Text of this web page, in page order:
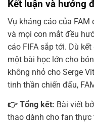
Kết luận và hướng
Vụ kháng cáo của
và mọi con mắt đều
cáo FIFA sắp tới. Dù
một bài học lớn cho
không nhỏ cho Serge
tinh thần chiến đấu,
👉 Tổng kết: Bài viết
thao dành cho fan thực